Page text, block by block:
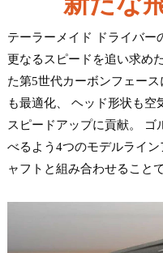
テーラーメイド ドライバー
更なるスピードを追い求め
た第5世代カーボンフェー
も最適化、 ヘッド形状も空
スピードアップに貢献。 ゴ
べるよう4つのモデルライ
ャフトと組み合わせること